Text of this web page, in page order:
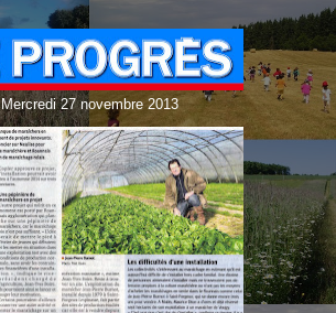
Mercredi 27 novembre 2013